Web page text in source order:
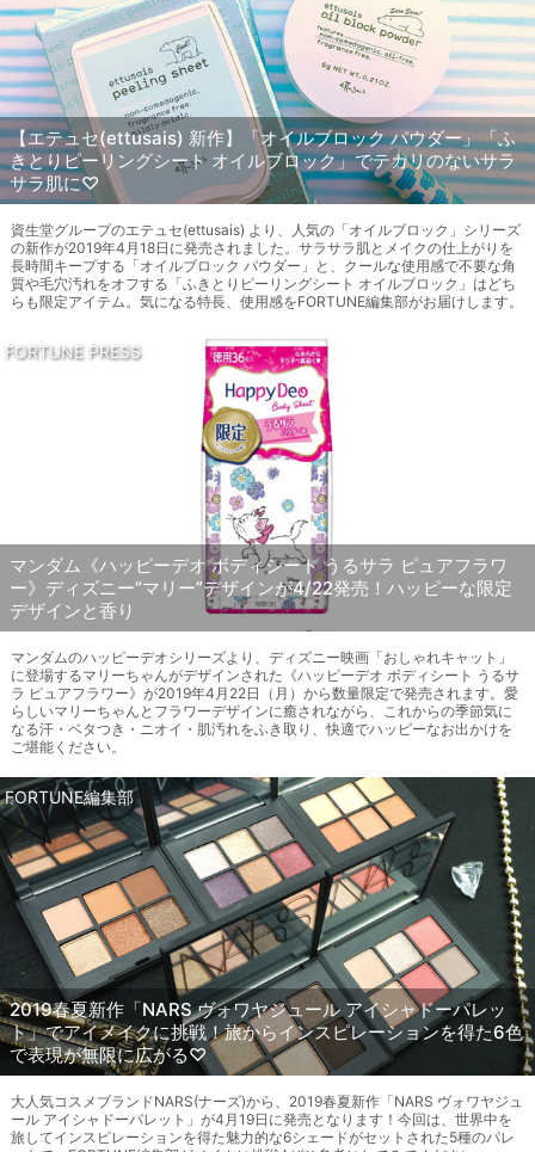
【エテュセ(ettusais) 新作】「オイルブロック パウダー」「ふ
きとりピーリングシート オイルブロック」でテカリのないサラ
サラ肌に♡
資生堂グループのエテュセ(ettusais) より、人気の「オイルブロック」シリーズ
の新作が2019年4月18日に発売されました。サラサラ肌とメイクの仕上がりを
長時間キープする「オイルブロック パウダー」と、クールな使用感で不要な角
質や毛穴汚れをオフする「ふきとりピーリングシート オイルブロック」はどち
らも限定アイテム。気になる特長、使用感をFORTUNE編集部がお届けします。
FORTUNE PRESS
マンダム《ハッピーデオ ボディシート うるサラ ピュアフラワ
ー》ディズニー“マリー”デザインが4/22発売！ハッピーな限定
デザインと香り
マンダムのハッピーデオシリーズより、ディズニー映画「おしゃれキャット」
に登場するマリーちゃんがデザインされた《ハッピーデオ ボディシート うるサ
ラ ピュアフラワー》が2019年4月22日（月）から数量限定で発売されます。愛
らしいマリーちゃんとフラワーデザインに癒されながら、これからの季節気に
なる汗・ベタつき・ニオイ・肌汚れをふき取り、快適でハッピーなお出かけを
ご堪能ください。
FORTUNE編集部
2019春夏新作「NARS ヴォワヤジュール アイシャドーパレッ
ト」でアイメイクに挑戦！旅からインスピレーションを得た6色
で表現が無限に広がる♡
大人気コスメブランドNARS(ナーズ)から、2019春夏新作「NARS ヴォワヤジュ
ール アイシャドーパレット」が4月19日に発売となります！今回は、世界中を
旅してインスピレーションを得た魅力的な6シェードがセットされた5種のパレ